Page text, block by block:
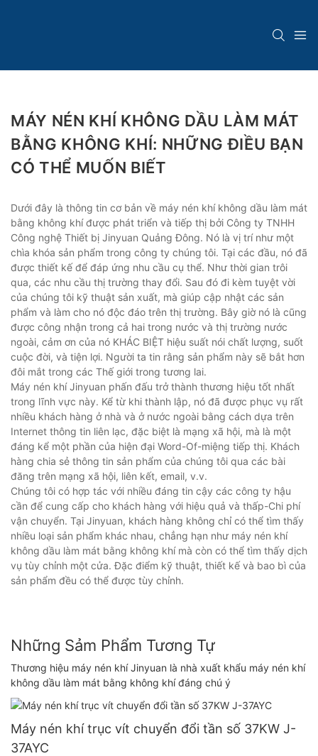
MÁY NÉN KHÍ KHÔNG DẦU LÀM MÁT
BẰNG KHÔNG KHÍ: NHỮNG ĐIỀU BẠN
CÓ THỂ MUỐN BIẾT
Dưới đây là thông tin cơ bản về máy nén khí không dầu làm mát
bằng không khí được phát triển và tiếp thị bởi Công ty TNHH
Công nghệ Thiết bị Jinyuan Quảng Đông. Nó là vị trí như một
chìa khóa sản phẩm trong công ty chúng tôi. Tại các đầu, nó đã
được thiết kế để đáp ứng nhu cầu cụ thể. Như thời gian trôi
qua, các nhu cầu thị trường thay đổi. Sau đó đi kèm tuyệt vời
của chúng tôi kỹ thuật sản xuất, mà giúp cập nhật các sản
phẩm và làm cho nó độc đáo trên thị trường. Bây giờ nó là cũng
được công nhận trong cả hai trong nước và thị trường nước
ngoài, cảm ơn của nó KHÁC BIỆT hiệu suất nói chất lượng, suốt
cuộc đời, và tiện lợi. Người ta tin rằng sản phẩm này sẽ bắt hơn
đôi mắt trong các Thế giới trong tương lai.
Máy nén khí Jinyuan phấn đấu trở thành thương hiệu tốt nhất
trong lĩnh vực này. Kể từ khi thành lập, nó đã được phục vụ rất
nhiều khách hàng ở nhà và ở nước ngoài bằng cách dựa trên
Internet thông tin liên lạc, đặc biệt là mạng xã hội, mà là một
đáng kể một phần của hiện đại Word-Of-miệng tiếp thị. Khách
hàng chia sẻ thông tin sản phẩm của chúng tôi qua các bài
đăng trên mạng xã hội, liên kết, email, v.v.
Chúng tôi có hợp tác với nhiều đáng tin cậy các công ty hậu
cần để cung cấp cho khách hàng với hiệu quả và thấp-Chi phí
vận chuyển. Tại Jinyuan, khách hàng không chỉ có thể tìm thấy
nhiều loại sản phẩm khác nhau, chẳng hạn như máy nén khí
không dầu làm mát bằng không khí mà còn có thể tìm thấy dịch
vụ tùy chỉnh một cửa. Đặc điểm kỹ thuật, thiết kế và bao bì của
sản phẩm đều có thể được tùy chỉnh.
Những Sảm Phẩm Tương Tự
Thương hiệu máy nén khí Jinyuan là nhà xuất khẩu máy nén khí
không dầu làm mát bằng không khí đáng chú ý
Máy nén khí trục vít chuyển đổi tần số 37KW J-
37AYC